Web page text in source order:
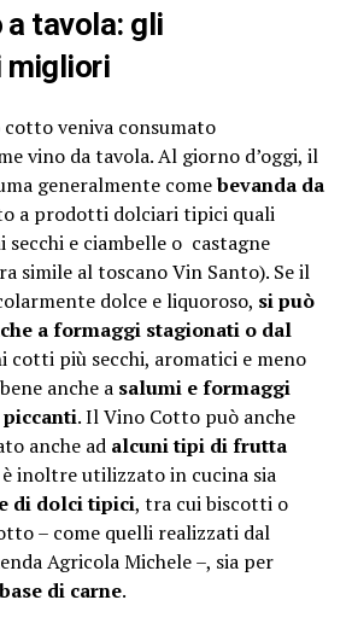
a tavola: gli
migliori
veniva consumato
vino da tavola. Al giorno d’oggi, il
generalmente comebevanda da
a prodotti dolciari tipici quali
e ciambelle o castagne
simile al toscano Vin Santo). Se il
dolce e liquoroso, si può
a formaggi stagionati o dal
cotti più secchi, aromatici e meno
anche a salumi e formaggi
. Il Vino Cotto può anche
anche ad alcuni tipi di frutta
è inoltre utilizzato in cucina sia
di dolci tipici, tra cui biscotti o
– come quelli realizzati dal
Agricola Michele –, sia per
di carne.